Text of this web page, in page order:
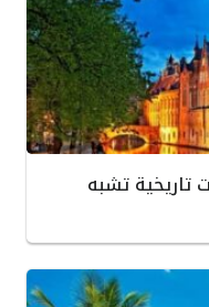
تاريخية تشبه